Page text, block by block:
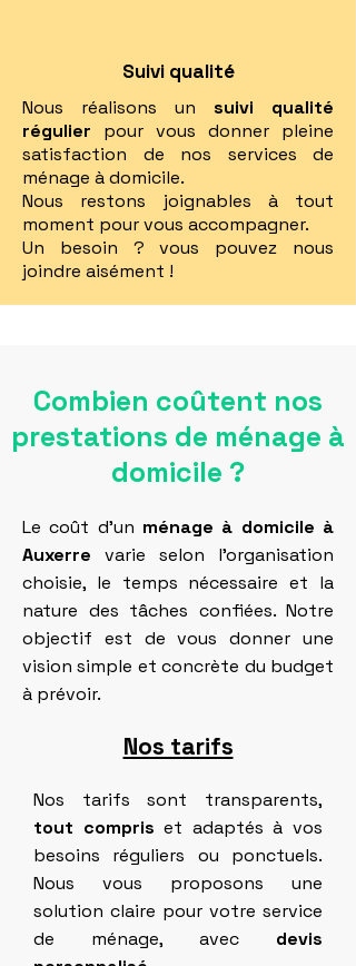
Suivi qualité
Nous réalisons un suivi qualité
régulier pour vous donner pleine
satisfaction de nos services de
ménage à domicile.
Nous restons joignables à tout
moment pour vous accompagner.
Un besoin ? vous pouvez nous
joindre aisément !
Combien coûtent nos
prestations de ménage à
domicile ?
Le coût d’un ménage à domicile à
Auxerre varie selon l’organisation
choisie, le temps nécessaire et la
nature des tâches confiées. Notre
objectif est de vous donner une
vision simple et concrète du budget
à prévoir.
Nos tarifs
Nos tarifs sont transparents,
tout compris et adaptés à vos
besoins réguliers ou ponctuels.
Nous vous proposons une
solution claire pour votre service
de ménage, avec devis